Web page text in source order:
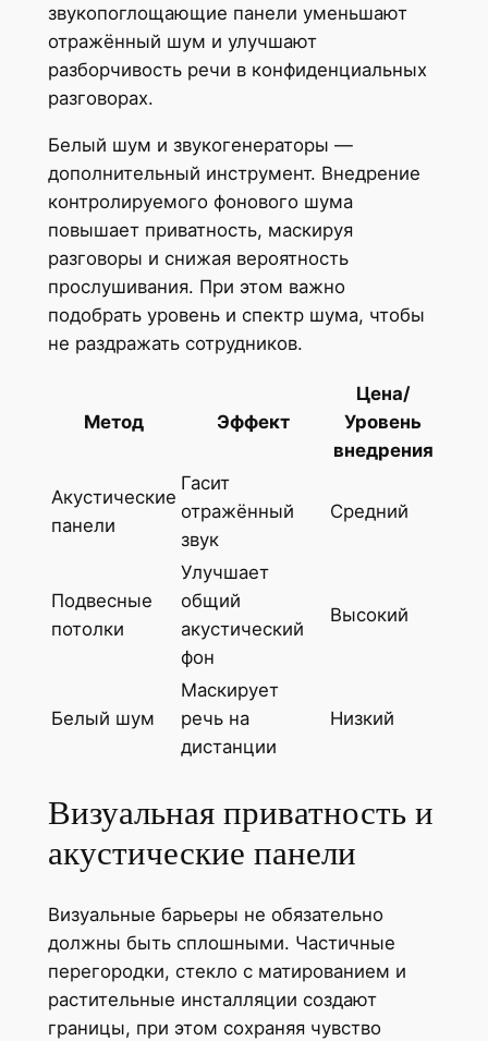
звукопоглощающие панели уменьшают
отражённый шум и улучшают
разборчивость речи в конфиденциальных
разговорах.
Белый шум и звукогенераторы —
дополнительный инструмент. Внедрение
контролируемого фонового шума
повышает приватность, маскируя
разговоры и снижая вероятность
прослушивания. При этом важно
подобрать уровень и спектр шума, чтобы
не раздражать сотрудников.
Метод Эффект
Цена/
Уровень
внедрения
Акустические
панели
Гасит
отражённый
звук
Средний
Подвесные
потолки
Улучшает
общий
акустический
фон
Высокий
Белый шум
Маскирует
речь на
дистанции
Низкий
Визуальная приватность и
акустические панели
Визуальные барьеры не обязательно
должны быть сплошными. Частичные
перегородки, стекло с матированием и
растительные инсталляции создают
границы, при этом сохраняя чувство